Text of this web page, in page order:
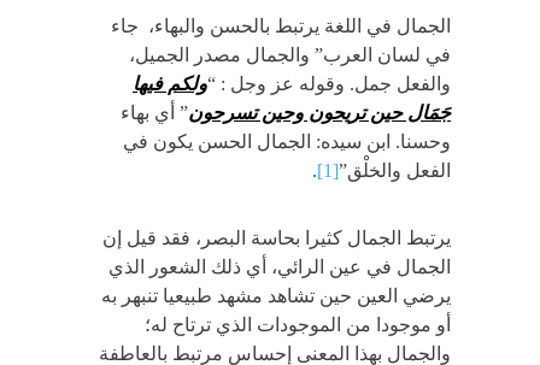
الجمال في اللغة يرتبط بالحسن والبهاء، جاء
في لسان العرب” والجمال مصدر الجميل،
والفعل جمل. وقوله عز وجل : “ولكم فيها
جَمَال حين تريحون وحين تسرحون” أي بهاء
وحسنا. ابن سيده: الجمال الحسن يكون في
الفعل والخلْق”[1]
.
يرتبط الجمال كثيرا بحاسة البصر، فقد قيل إن
الجمال في عين الرائي، أي ذلك الشعور الذي
يرضي العين حين تشاهد مشهد طبيعيا تنبهر به
أو موجودا من الموجودات الذي ترتاح له؛
والجمال بهذا المعنى إحساس مرتبط بالعاطفة